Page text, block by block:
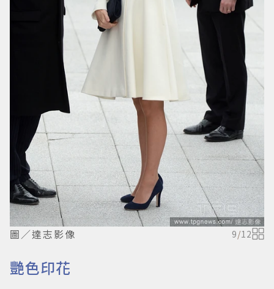
圖／達志影像 9/12
艷色印花